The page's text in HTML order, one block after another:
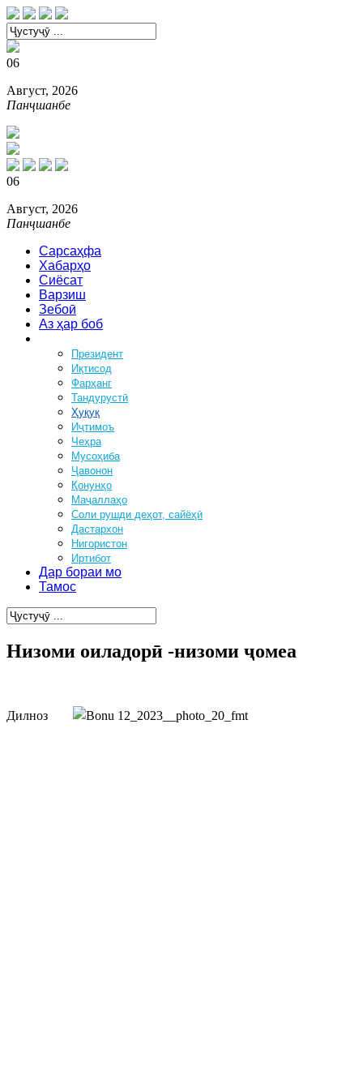
06
Август, 2026
Панҷшанбе
06
Август, 2026
Панҷшанбе
Сарсаҳфа
Хабарҳо
Сиёсат
Варзиш
Зебоӣ
Аз ҳар боб
Президент
Иқтисод
Фарҳанг
Тандурустӣ
Ҳуқуқ
Иҷтимоъ
Чеҳра
Мусоҳиба
Ҷавонон
Қонунҳо
Маҷаллаҳо
Соли рушди деҳот, сайёҳӣ
Дастархон
Нигористон
Иртибот
Дар бораи мо
Тамос
Низоми оиладорӣ -низоми ҷомеа
Дилноз